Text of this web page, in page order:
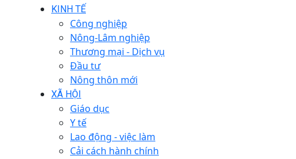
KINH TẾ
Công nghiệp
Nông-Lâm nghiệp
Thương mại - Dịch vụ
Đầu tư
Nông thôn mới
XÃ HỘI
Giáo dục
Y tế
Lao động - việc làm
Cải cách hành chính